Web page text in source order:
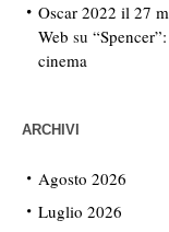
Oscar 2022 il 27
Web su
cinema
ARCHIVI
Agosto 2026
Luglio 2026